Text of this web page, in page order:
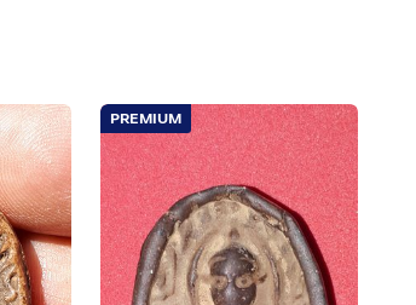
PREMIUM